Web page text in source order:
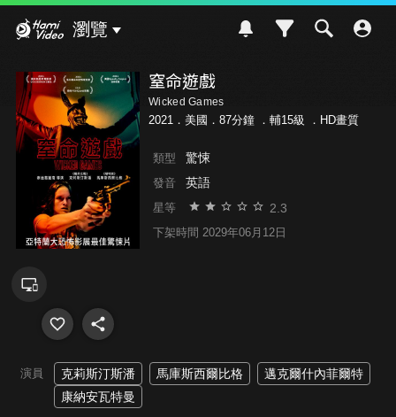
瀏覽
窒命遊戲
Wicked Games
2021．美國．87分鐘 ． 輔15級 ．HD畫質
類型 驚悚
發音 英語
星等 2.3
下架時間 2029年06月12日
演員 克莉斯汀斯潘 馬庫斯西爾比格
邁克爾什內菲爾特
康納安瓦特曼